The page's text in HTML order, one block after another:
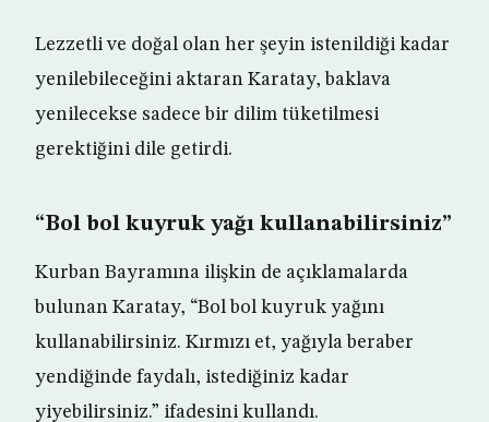
Lezzetli ve doğal olan her şeyin istenildiği kadar
yenilebileceğini aktaran Karatay, baklava
yenilecekse sadece bir dilim tüketilmesi
gerektiğini dile getirdi.
“Bol bol kuyruk yağı kullanabilirsiniz”
Kurban Bayramına ilişkin de açıklamalarda
bulunan Karatay, “Bol bol kuyruk yağını
kullanabilirsiniz. Kırmızı et, yağıyla beraber
yendiğinde faydalı, istediğiniz kadar
yiyebilirsiniz.” ifadesini kullandı.